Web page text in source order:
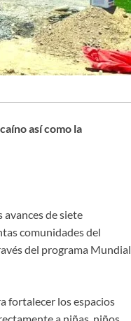
así como la
de siete
comunidades del
del programa Mundial
fortalecer los espacios